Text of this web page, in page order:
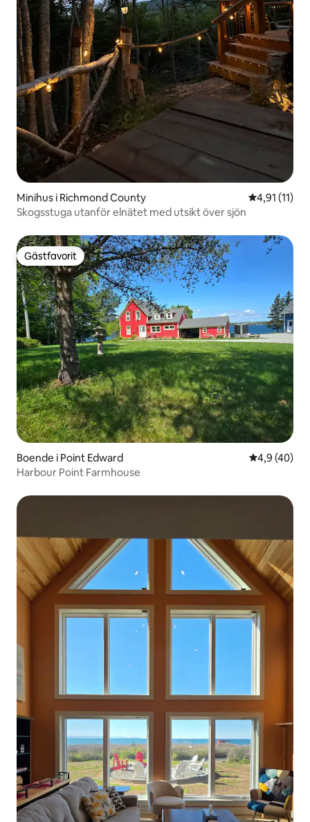
Minihus i Richmond County 4,91 av 5 i
4,91 (11)
Skogsstuga utanför elnätet med utsikt över sjön
Gästfavorit
Gästfavorit
Boende i Point Edward 4,9 av 5 i
4,9 (40)
Harbour Point Farmhouse